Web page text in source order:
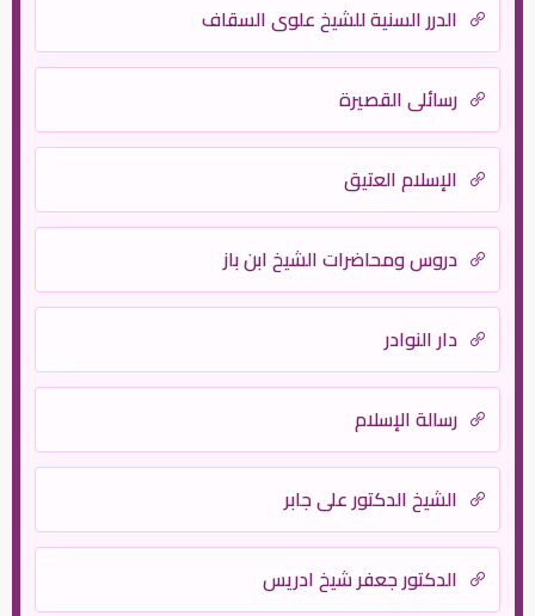
الدرر السنية للشيخ علوي السقاف
رسائلي القصيرة
الإسلام العتيق
دروس ومحاضرات الشيخ ابن باز
دار النوادر
رسالة الإسلام
الشيخ الدكتور علي جابر
الدكتور جعفر شيخ ادريس